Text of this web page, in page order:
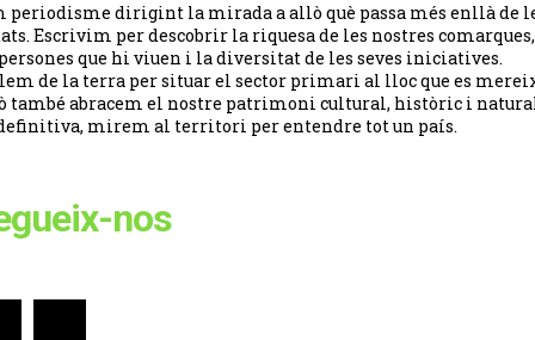
periodisme dirigint la mirada a allò què passa més enllà de
Escrivim per descobrir la riquesa de les nostres
que hi viuen i la diversitat de les seves iniciatives.
de la terra per situar el sector primari al lloc que es
també abracem el nostre patrimoni cultural, històric i
mirem al territori per entendre tot un país.
nos